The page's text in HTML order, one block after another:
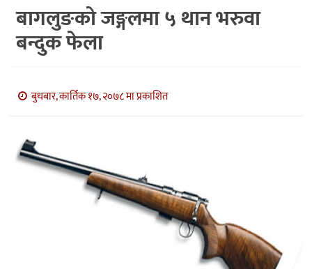
कुराकानी
बाणिज्य
सिफारिस
बागलुङको जङ्गलमा ५ थान भरुवा
बन्दुक फेला
बुधबार, कार्तिक १७, २०७८ मा प्रकाशित